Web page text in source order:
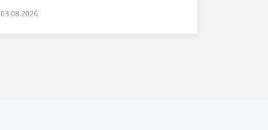
03.08.2026